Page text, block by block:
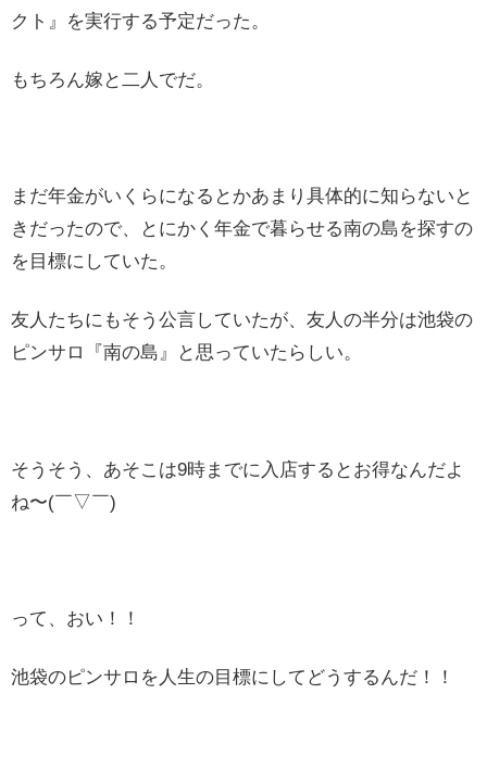
クト』を実行する予定だった。
もちろん嫁と二人でだ。
まだ年金がいくらになるとかあまり具体的に知らないと
きだったので、とにかく年金で暮らせる南の島を探すの
を目標にしていた。
友人たちにもそう公言していたが、友人の半分は池袋の
ピンサロ『南の島』と思っていたらしい。
そうそう、あそこは9時までに入店するとお得なんだよ
ね〜(￣▽￣)
って、おい！！
池袋のピンサロを人生の目標にしてどうするんだ！！